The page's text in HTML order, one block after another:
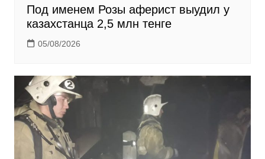
Под именем Розы аферист выудил у
казахстанца 2,5 млн тенге
05/08/2026